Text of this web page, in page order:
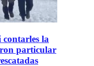
contarles la
particular